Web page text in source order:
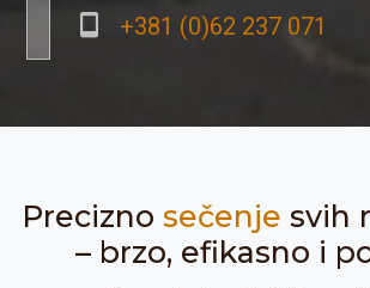
+381 (0)62 237 071
Precizno sečenje svih
– brzo, efikasno i